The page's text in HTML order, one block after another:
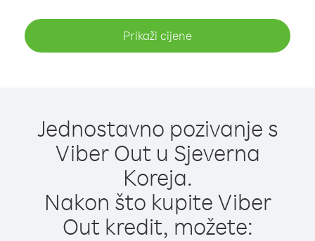
Prikaži cijene
Jednostavno pozivanje s
Viber Out u Sjeverna
Koreja.
Nakon što kupite Viber
Out kredit, možete: